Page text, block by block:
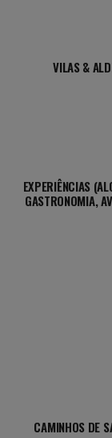
VILAS &
EXPERIÊNCIAS
GASTRONOMIA,
CAMINHOS DE